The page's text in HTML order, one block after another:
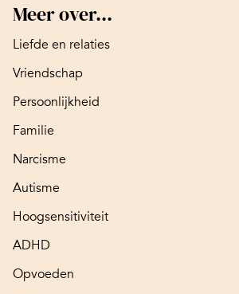
Meer over...
Liefde en relaties
Vriendschap
Persoonlijkheid
Familie
Narcisme
Autisme
Hoogsensitiviteit
ADHD
Opvoeden